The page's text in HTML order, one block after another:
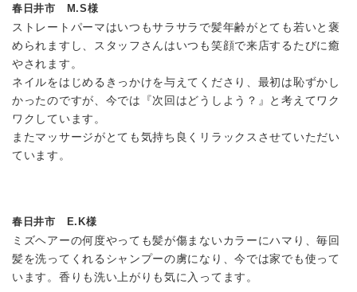
春日井市 M.S様
ストレートパーマはいつもサラサラで髪年齢がとても若いと褒
められますし、スタッフさんはいつも笑顔で来店するたびに癒
やされます。
ネイルをはじめるきっかけを与えてくださり、最初は恥ずかし
かったのですが、今では『次回はどうしよう？』と考えてワク
ワクしています。
またマッサージがとても気持ち良くリラックスさせていただい
ています。
春日井市 E.K様
ミズヘアーの何度やっても髪が傷まないカラーにハマり、毎回
髪を洗ってくれるシャンプーの虜になり、今では家でも使って
います。香りも洗い上がりも気に入ってます。